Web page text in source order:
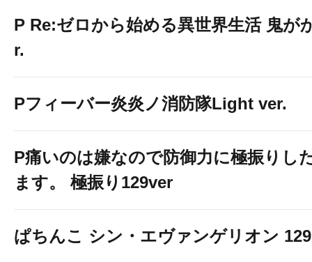
P Re:ゼロから始める異世界生活 鬼が
r.
Pフィーバー炎炎ノ消防隊Light ver.
P痛いのは嫌なので防御力に極振りし
ます。 極振り129ver
ぱちんこ シン・エヴァンゲリオン